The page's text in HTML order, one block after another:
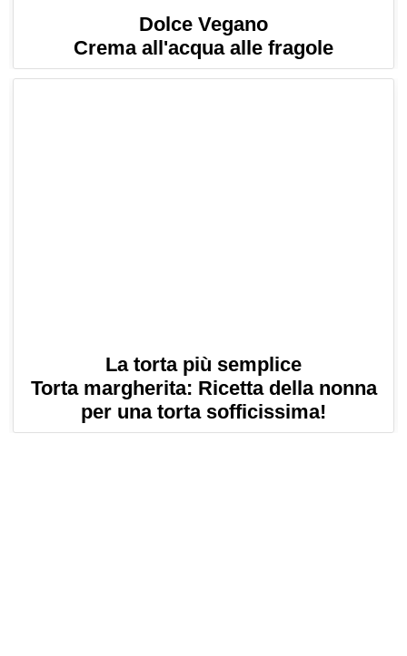
Dolce Vegano
Crema all'acqua alle fragole
La torta più semplice
Torta margherita: Ricetta della nonna
per una torta sofficissima!